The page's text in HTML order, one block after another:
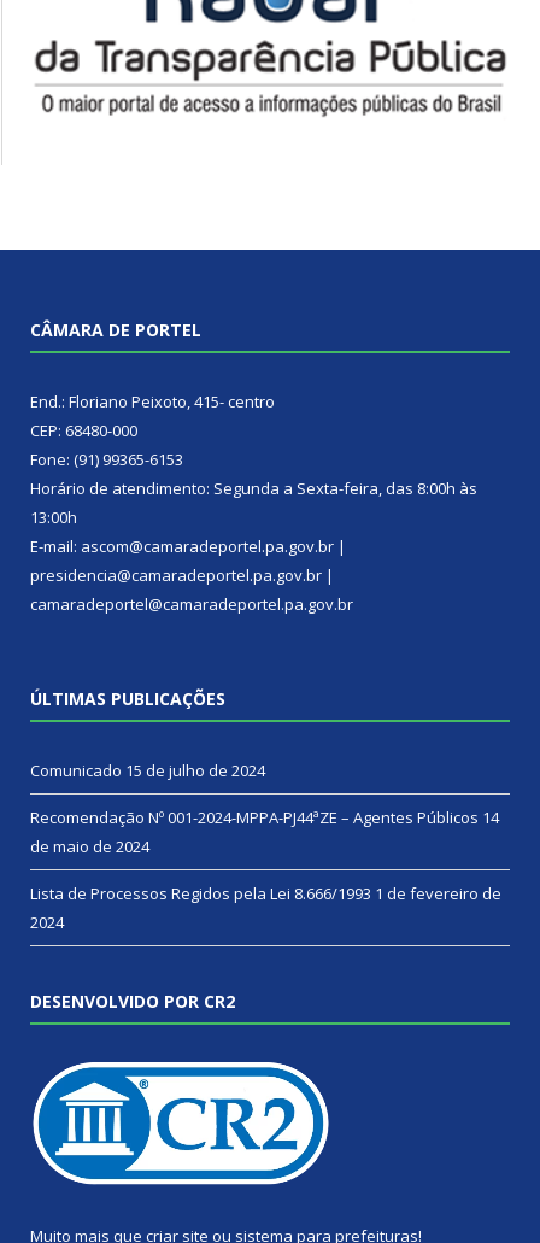
CÂMARA DE PORTEL
End.: Floriano Peixoto, 415- centro
CEP: 68480-000
Fone: (91) 99365-6153
Horário de atendimento: Segunda a Sexta-feira, das 8:00h às
13:00h
E-mail: ascom@camaradeportel.pa.gov.br |
presidencia@camaradeportel.pa.gov.br |
camaradeportel@camaradeportel.pa.gov.br
ÚLTIMAS PUBLICAÇÕES
Comunicado 15 de julho de 2024
Recomendação Nº 001-2024-MPPA-PJ44ªZE – Agentes Públicos 14
de maio de 2024
Lista de Processos Regidos pela Lei 8.666/1993 1 de fevereiro de
2024
DESENVOLVIDO POR CR2
Muito mais que criar site ou sistema para prefeituras!